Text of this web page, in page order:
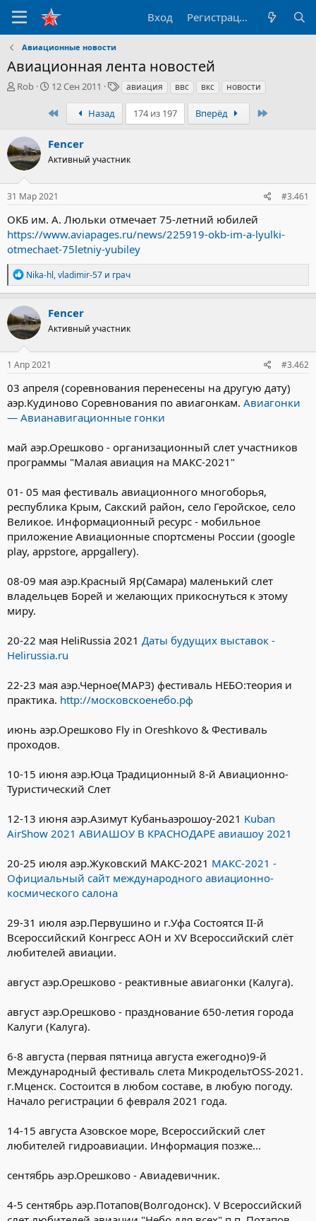
Вход Регистрация
Авиационные новости
Авиационная лента новостей
А
р
т
е
м
ы
Rob
Д
т
а
ч
л
а
12 Сен 2011
Т
и
авиация ввс вкс новости
ПервыйНазад 174 из 197 Вперёд
Fencer
Активный участник
31 Мар 2021 #3.461
ОКБ им. А. Люльки отмечает 75-летний юбилей
https://www.aviapages.ru/news/225919-okb-im-a-lyulki-
otmechaet-75letniy-yubiley
Р
е
а
к
ц
и
и
:
Nika-hl,vladimir-57 и грач
Fencer
Активный участник
1 Апр 2021 #3.462
03 апреля (соревнования перенесены на другую дату)
аэр.Кудиново Соревнования по авиагонкам. Авиагонки
— Авианавигационные гонки
май аэр.Орешково - организационный слет участников
программы "Малая авиация на МАКС-2021"
01- 05 мая фестиваль авиационного многоборья,
республика Крым, Сакский район, село Геройское, село
Великое. Информационный ресурс - мобильное
приложение Авиационные спортсмены России (google
play, appstore, appgallery).
08-09 мая аэр.Красный Яр(Самара) маленький слет
владельцев Борей и желающих прикоснуться к этому
миру.
20-22 мая HeliRussia 2021 Даты будущих выставок -
Helirussia.ru
22-23 мая аэр.Черное(МАРЗ) фестиваль НЕБО:теория и
практика. http://московскоенебо.рф
июнь аэр.Орешково Fly in Oreshkovo & Фестиваль
проходов.
10-15 июня аэр.Юца Традиционный 8-й Авиационно-
Туристический Слет
12-13 июня аэр.Азимут Кубаньаэрошоу-2021 Kuban
AirShow 2021 АВИАШОУ В КРАСНОДАРЕ авиашоу 2021
20-25 июля аэр.Жуковский МАКС-2021 МАКС-2021 -
Официальный сайт международного авиационно-
космического салона
29-31 июля аэр.Первушино и г.Уфа Состоятся II-й
Всероссийский Конгресс АОН и XV Всероссийский слёт
любителей авиации.
август аэр.Орешково - реактивные авиагонки (Калуга).
август аэр.Орешково - празднование 650-летия города
Калуги (Калуга).
6-8 августа (первая пятница августа ежегодно)9-й
Международный фестиваль слета МикродельтOSS-2021.
г.Мценск. Состоится в любом составе, в любую погоду.
Начало регистрации 6 февраля 2021 года.
14-15 августа Азовское море, Всероссийский слет
любителей гидроавиации. Информация позже...
сентябрь аэр.Орешково - Авиадевичник.
4-5 сентябрь аэр.Потапов(Волгодонск). V Всероссийский